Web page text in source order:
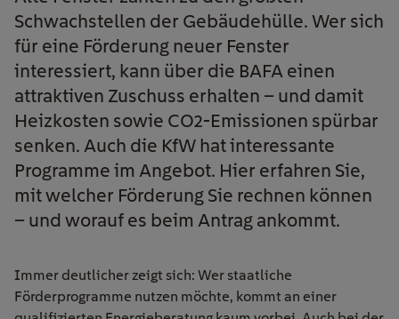
Schwachstellen der Gebäudehülle. Wer sich
für eine Förderung neuer Fenster
interessiert, kann über die BAFA einen
attraktiven Zuschuss erhalten – und damit
Heizkosten sowie CO2-Emissionen spürbar
senken. Auch die KfW hat interessante
Programme im Angebot. Hier erfahren Sie,
mit welcher Förderung Sie rechnen können
– und worauf es beim Antrag ankommt.
Immer deutlicher zeigt sich: Wer staatliche
Förderprogramme nutzen möchte, kommt an einer